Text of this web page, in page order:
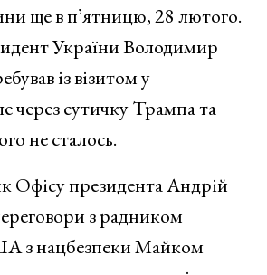
ще в п’ятницю, 28 лютого.
України Володимир
із візитом у
через сутичку Трампа та
не сталось.
Офісу президента Андрій
з радником
з нацбезпеки Майком